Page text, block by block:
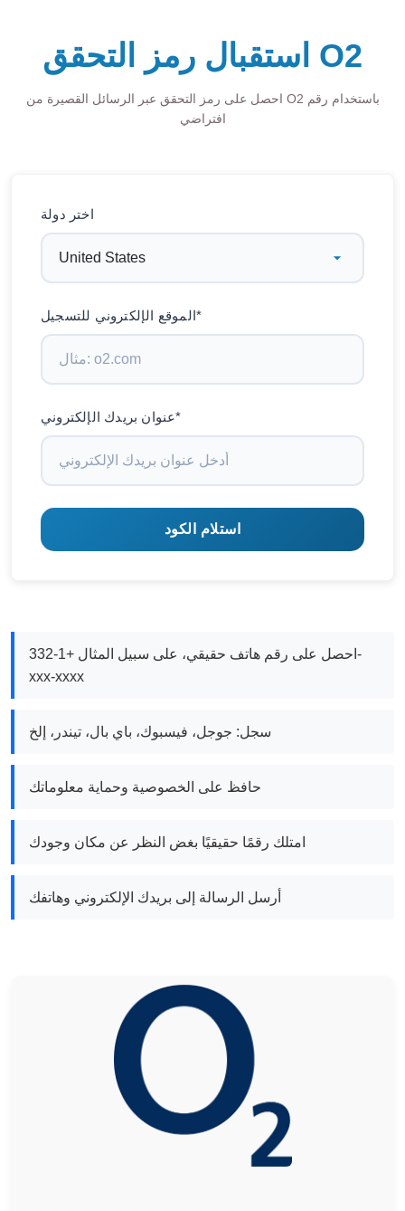
استقبال رمز التحقق O2
احصل على رمز التحقق عبر الرسائل القصيرة من O2 باستخدام رقم
افتراضي
اختر دولة
الموقع الإلكتروني للتسجيل*
عنوان بريدك الإلكتروني*
استلام الكود
احصل على رقم هاتف حقيقي، على سبيل المثال +1-332-
xxx-xxxx
سجل: جوجل، فيسبوك، باي بال، تيندر، إلخ
حافظ على الخصوصية وحماية معلوماتك
امتلك رقمًا حقيقيًا بغض النظر عن مكان وجودك
أرسل الرسالة إلى بريدك الإلكتروني وهاتفك